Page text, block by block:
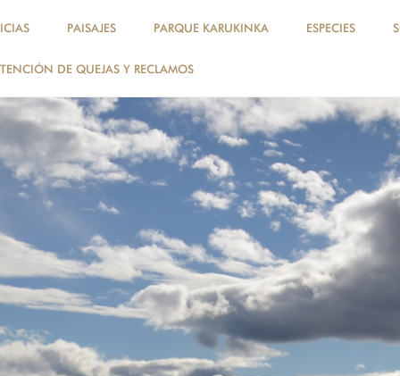
PAISAJES PARQUE KARUKINKA ESPECIES
DE QUEJAS Y RECLAMOS